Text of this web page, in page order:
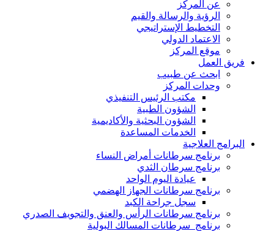
عن المركز
الرؤية والرسالة والقيم
التخطيط الإستراتيجي
الاعتماد الدولي
موقع المركز
فريق العمل
ابحث عن طبيب
وحدات المركز
مكتب الرئيس التنفيذي
الشؤون الطبية
الشؤون البحثية والأكاديمية
الخدمات المساعدة
البرامج العلاجية
برنامج سرطانات أمراض النساء
برنامج سرطان الثدي
عيادة اليوم الواحد
برنامج سرطانات الجهاز الهضمي
سجل جراحة الكبد
برنامج سرطانات الرأس والعنق والتجويف الصدري
برنامج سرطانات المسالك البولية